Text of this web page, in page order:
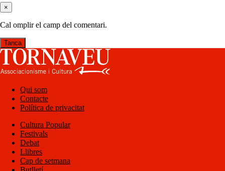
×
Cal omplir el camp del comentari.
Tanca
Qui som
Contacte
Política de privacitat
Cultura Popular
Festivals
Debat
Llibres
Cap de setmana